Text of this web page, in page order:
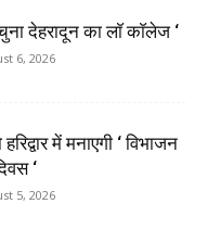
देहरादून का लाॅ काॅलेज ‘
6, 2026
में मनाएगी ‘ विभाजन
‘
5, 2026